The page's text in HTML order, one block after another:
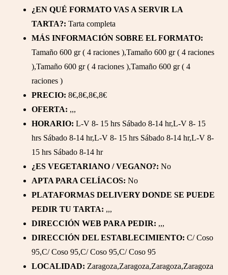
¿EN QUÉ FORMATO VAS A SERVIR LA
TARTA?: Tarta completa
MÁS INFORMACIÓN SOBRE EL FORMATO:
Tamaño 600 gr ( 4 raciones ),Tamaño 600 gr ( 4 raciones
),Tamaño 600 gr ( 4 raciones ),Tamaño 600 gr ( 4
raciones )
PRECIO: 8€,8€,8€,8€
OFERTA: ,,,
HORARIO: L-V 8- 15 hrs Sábado 8-14 hr,L-V 8- 15
hrs Sábado 8-14 hr,L-V 8- 15 hrs Sábado 8-14 hr,L-V 8-
15 hrs Sábado 8-14 hr
¿ES VEGETARIANO / VEGANO?: No
APTA PARA CELÍACOS: No
PLATAFORMAS DELIVERY DONDE SE PUEDE
PEDIR TU TARTA: ,,,
DIRECCIÓN WEB PARA PEDIR: ,,,
DIRECCIÓN DEL ESTABLECIMIENTO: C/ Coso
95,C/ Coso 95,C/ Coso 95,C/ Coso 95
LOCALIDAD: Zaragoza,Zaragoza,Zaragoza,Zaragoza